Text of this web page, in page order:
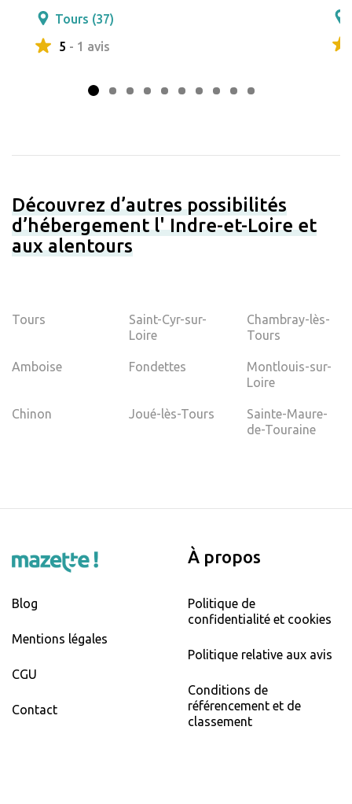
Tours (37)
5 - 1 avis
Découvrez d’autres possibilités
d’hébergement l' Indre-et-Loire et
aux alentours
Tours
Saint-Cyr-sur-
Loire
Chambray-lès-
Tours
Amboise Fondettes
Montlouis-sur-
Loire
Chinon Joué-lès-Tours
Sainte-Maure-
de-Touraine
Blog
Mentions légales
CGU
Contact
À propos
Politique de
confidentialité et cookies
Politique relative aux avis
Conditions de
référencement et de
classement